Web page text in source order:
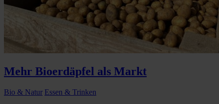
Mehr Bioerdäpfel als Markt
Bio & Natur Essen & Trinken